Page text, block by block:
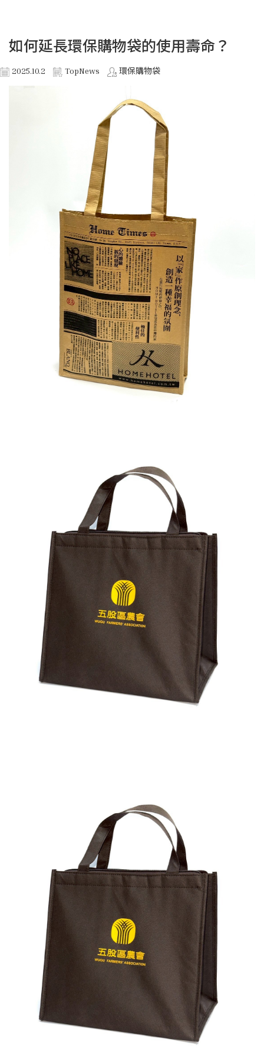
如何延長環保購物袋的使用壽命？
2025.10.2 TopNews 環保購物袋